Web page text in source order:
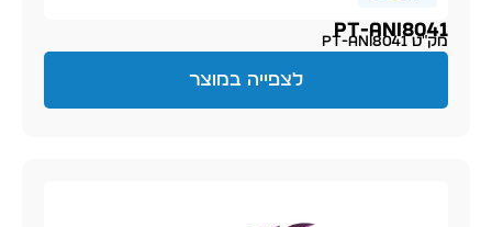
PT-ani8041
מק״ט PT-ani8041
לצפייה במוצר